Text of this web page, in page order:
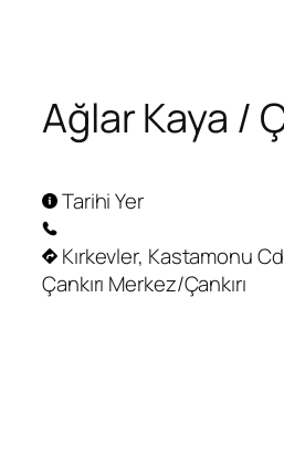
springen
Ağlar Kaya /
Tarihi Yer
Kırkevler, Kastamonu
Çankırı Merkez/Çankırı